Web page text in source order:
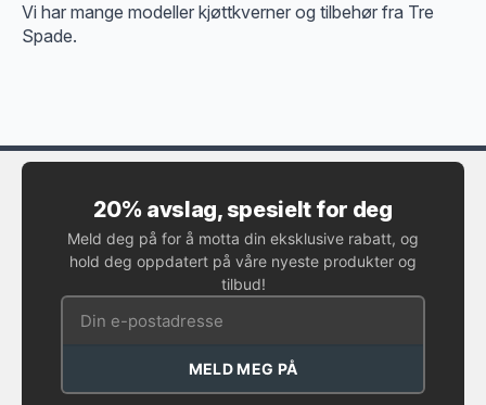
Vi har mange modeller kjøttkverner og tilbehør fra Tre
Spade.
20% avslag, spesielt for deg
Meld deg på for å motta din eksklusive rabatt, og
hold deg oppdatert på våre nyeste produkter og
tilbud!
MELD MEG PÅ